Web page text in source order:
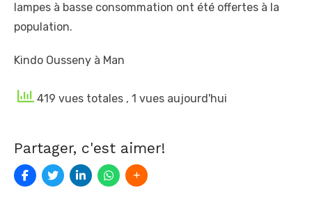
lampes à basse consommation ont été offertes à la
population.
Kindo Ousseny à Man
419 vues totales , 1 vues aujourd'hui
Partager, c'est aimer!